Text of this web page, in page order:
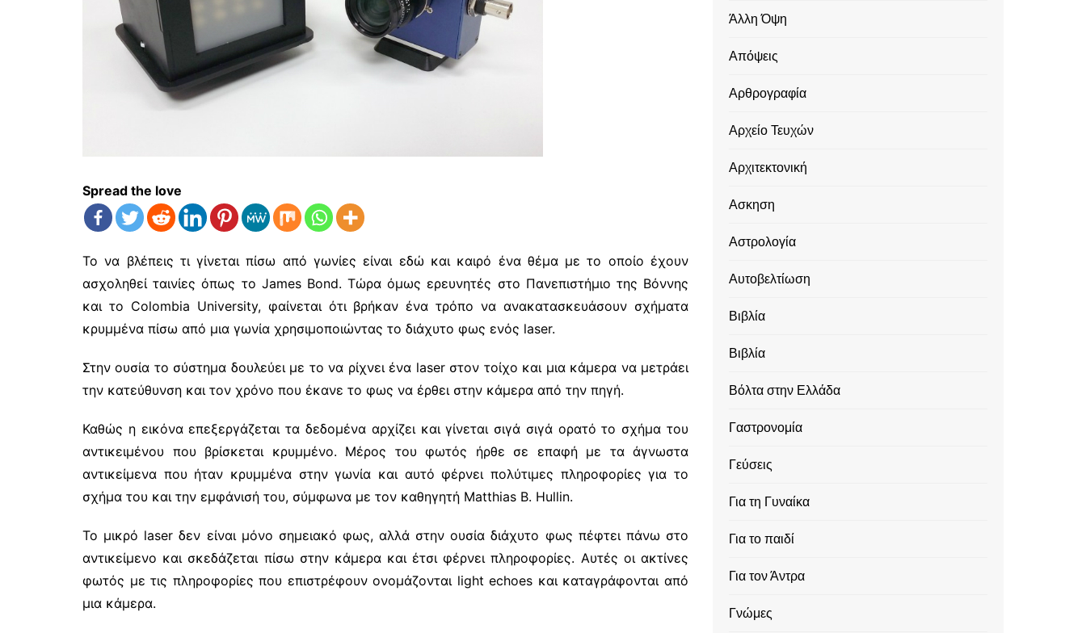
Spread the love
Το να βλέπεις τι γίνεται πίσω από γωνίες είναι εδώ και καιρό ένα θέμα με το οποίο έχουν
ασχοληθεί ταινίες όπως το James Bond. Τώρα όμως ερευνητές στο Πανεπιστήμιο της Βόννης
και το Colombia University, φαίνεται ότι βρήκαν ένα τρόπο να ανακατασκευάσουν σχήματα
κρυμμένα πίσω από μια γωνία χρησιμοποιώντας το διάχυτο φως ενός laser.
Στην ουσία το σύστημα δουλεύει με το να ρίχνει ένα laser στον τοίχο και μια κάμερα να μετράει
την κατεύθυνση και τον χρόνο που έκανε το φως να έρθει στην κάμερα από την πηγή.
Καθώς η εικόνα επεξεργάζεται τα δεδομένα αρχίζει και γίνεται σιγά σιγά ορατό το σχήμα του
αντικειμένου που βρίσκεται κρυμμένο. Μέρος του φωτός ήρθε σε επαφή με τα άγνωστα
αντικείμενα που ήταν κρυμμένα στην γωνία και αυτό φέρνει πολύτιμες πληροφορίες για το
σχήμα του και την εμφάνισή του, σύμφωνα με τον καθηγητή Matthias B. Hullin.
Το μικρό laser δεν είναι μόνο σημειακό φως, αλλά στην ουσία διάχυτο φως πέφτει πάνω στο
αντικείμενο και σκεδάζεται πίσω στην κάμερα και έτσι φέρνει πληροφορίες. Αυτές οι ακτίνες
φωτός με τις πληροφορίες που επιστρέφουν ονομάζονται light echoes και καταγράφονται από
μια κάμερα.
Άλλη Όψη
Απόψεις
Αρθρογραφία
Αρχείο Τευχών
Αρχιτεκτονική
Ασκηση
Αστρολογία
Αυτοβελτίωση
Βιβλία
Βιβλία
Βόλτα στην Ελλάδα
Γαστρονομία
Γεύσεις
Για τη Γυναίκα
Για το παιδί
Για τον Άντρα
Γνώμες